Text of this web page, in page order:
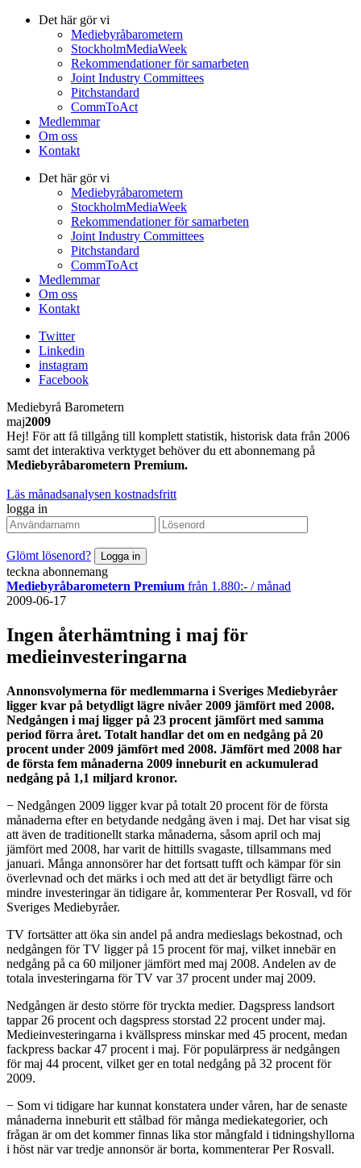
Det här gör vi
Mediebyråbarometern
StockholmMediaWeek
Rekommendationer för samarbeten
Joint Industry Committees
Pitchstandard
CommToAct
Medlemmar
Om oss
Kontakt
Det här gör vi
Mediebyråbarometern
StockholmMediaWeek
Rekommendationer för samarbeten
Joint Industry Committees
Pitchstandard
CommToAct
Medlemmar
Om oss
Kontakt
Twitter
Linkedin
instagram
Facebook
Mediebyrå Barometern
maj2009
Hej! För att få tillgång till komplett statistik, historisk data från 2006
samt det interaktiva verktyget behöver du ett abonnemang på
Mediebyråbarometern Premium.
Läs månadsanalysen kostnadsfritt
logga in
Glömt lösenord?
teckna abonnemang
Mediebyråbarometern Premium från 1.880:- / månad
2009-06-17
Ingen återhämtning i maj för
medieinvesteringarna
Annonsvolymerna för medlemmarna i Sveriges Mediebyråer
ligger kvar på betydligt lägre nivåer 2009 jämfört med 2008.
Nedgången i maj ligger på 23 procent jämfört med samma
period förra året. Totalt handlar det om en nedgång på 20
procent under 2009 jämfört med 2008. Jämfört med 2008 har
de första fem månaderna 2009 inneburit en ackumulerad
nedgång på 1,1 miljard kronor.
− Nedgången 2009 ligger kvar på totalt 20 procent för de första
månaderna efter en betydande nedgång även i maj. Det har visat sig
att även de traditionellt starka månaderna, såsom april och maj
jämfört med 2008, har varit de hittills svagaste, tillsammans med
januari. Många annonsörer har det fortsatt tufft och kämpar för sin
överlevnad och det märks i och med att det är betydligt färre och
mindre investeringar än tidigare år, kommenterar Per Rosvall, vd för
Sveriges Mediebyråer.
TV fortsätter att öka sin andel på andra medieslags bekostnad, och
nedgången för TV ligger på 15 procent för maj, vilket innebär en
nedgång på ca 60 miljoner jämfört med maj 2008. Andelen av de
totala investeringarna för TV var 37 procent under maj 2009.
Nedgången är desto större för tryckta medier. Dagspress landsort
tappar 26 procent och dagspress storstad 22 procent under maj.
Medieinvesteringarna i kvällspress minskar med 45 procent, medan
fackpress backar 47 procent i maj. För populärpress är nedgången
för maj 44 procent, vilket ger en total nedgång på 32 procent för
2009.
− Som vi tidigare har kunnat konstatera under våren, har de senaste
månaderna inneburit ett stålbad för många mediekategorier, och
frågan är om det kommer finnas lika stor mångfald i tidningshyllorna
i höst när var tredje annonsör är borta, kommenterar Per Rosvall.